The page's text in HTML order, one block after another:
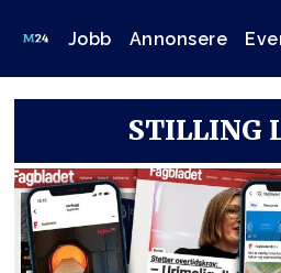
Jobb Annonsere
STILLING